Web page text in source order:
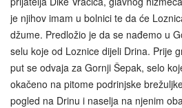
je njihov imam u bolnici te da će
džume. Predložio je da se nađemo u
selu koje od Loznice dijeli Drina. Prije
put se odvaja za Gornji Šepak, selo
okačeno na pitome podrinjske
pogled na Drinu i naselja na njenim